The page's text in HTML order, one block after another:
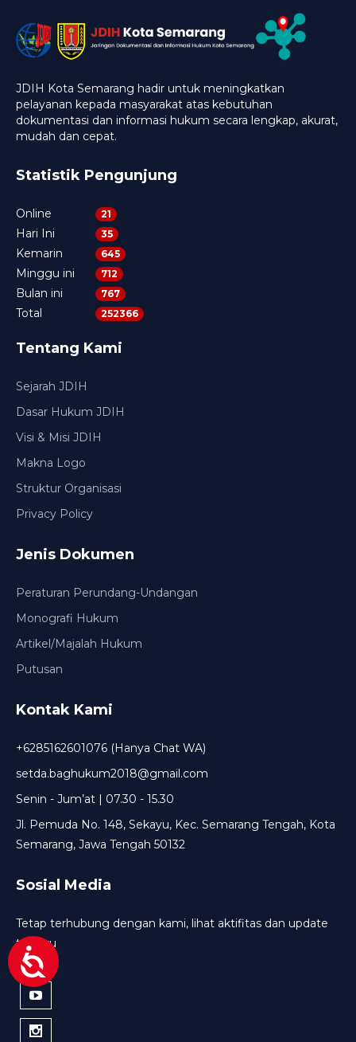
JDIH Kota Semarang hadir untuk meningkatkan
pelayanan kepada masyarakat atas kebutuhan
dokumentasi dan informasi hukum secara lengkap, akurat,
mudah dan cepat.
Statistik Pengunjung
Online 21
Hari Ini 35
Kemarin 645
Minggu ini 712
Bulan ini 767
Total 252366
Tentang Kami
Sejarah JDIH
Dasar Hukum JDIH
Visi & Misi JDIH
Makna Logo
Struktur Organisasi
Privacy Policy
Jenis Dokumen
Peraturan Perundang-Undangan
Monografi Hukum
Artikel/Majalah Hukum
Putusan
Kontak Kami
+6285162601076 (Hanya Chat WA)
setda.baghukum2018@gmail.com
Senin - Jum’at | 07.30 - 15.30
Jl. Pemuda No. 148, Sekayu, Kec. Semarang Tengah, Kota
Semarang, Jawa Tengah 50132
Sosial Media
Tetap terhubung dengan kami, lihat aktifitas dan update
terbaru